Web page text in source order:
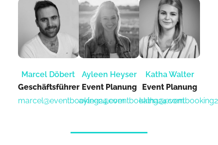
Marcel Döbert
Geschäftsführer
marcel@eventbooking24.com
Ayleen Heyser
Event Planung​
ayleen@eventbooking24.com
Katha Walter
Event Planung​